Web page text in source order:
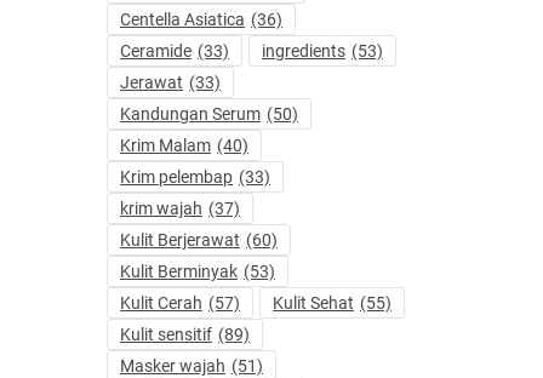
Centella Asiatica (36)
Ceramide (33) ingredients (53)
Jerawat (33)
Kandungan Serum (50)
Krim Malam (40)
Krim pelembap (33)
krim wajah (37)
Kulit Berjerawat (60)
Kulit Berminyak (53)
Kulit Cerah (57) Kulit Sehat (55)
Kulit sensitif (89)
Masker wajah (51)